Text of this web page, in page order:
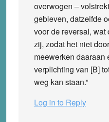
overwogen –
gebleven, datzelfde
voor de reversal, wat
zij, zodat het niet
meewerken daaraan
verplichting van [B]
weg kan staan.”
Log in to Reply